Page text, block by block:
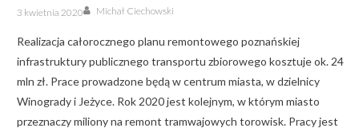
Posted
on
3 kwietnia 2020 Author
Michał Ciechowski
Realizacja całorocznego planu remontowego poznańskiej
infrastruktury publicznego transportu zbiorowego kosztuje ok. 24
mln zł. Prace prowadzone będą w centrum miasta, w dzielnicy
Winogrady i Jeżyce. Rok 2020 jest kolejnym, w którym miasto
przeznaczy miliony na remont tramwajowych torowisk. Pracy jest